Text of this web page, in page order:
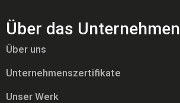
Über das Unternehmen
Über uns
Unternehmenszertifikate
Unser Werk